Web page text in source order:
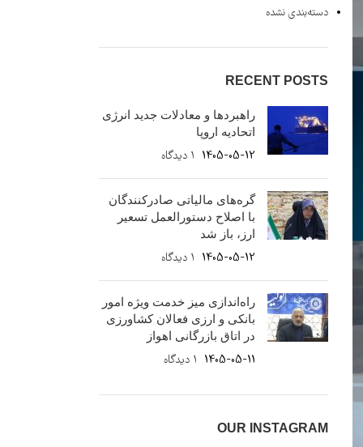
دسته‌بندی نشده
RECENT POSTS
راهبردها و معادلات جدید انرژی
اتحادیه اروپا
1405-05-12 ۱ دیدگاه
گره‌های مالیاتی صادرکنندگان
با اصلاح دستورالعمل تسعیر
ارز، باز شد
1405-05-12 ۱ دیدگاه
راه‌اندازی میز خدمت ویژه امور
بانکی و ارزی فعالان کشاورزی
در اتاق بازرگانی اهواز
1405-05-11 ۱ دیدگاه
OUR INSTAGRAM